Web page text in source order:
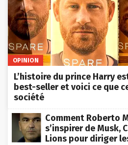
OPINION
L’histoire du prince Harry
best-seller et voici ce que
société
Comment Roberto
s’inspirer de Musk,
Lions pour diriger